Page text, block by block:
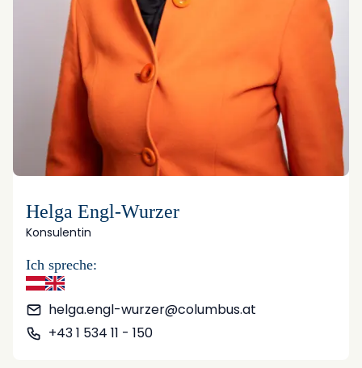
Helga Engl-Wurzer
Konsulentin
Ich spreche:
helga.engl-wurzer@columbus.at
+43 1 534 11 - 150